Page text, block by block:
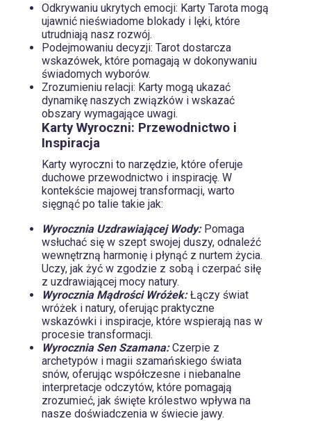
Odkrywaniu ukrytych emocji: Karty Tarota mogą
ujawnić nieświadome blokady i lęki, które
utrudniają nasz rozwój.
Podejmowaniu decyzji: Tarot dostarcza
wskazówek, które pomagają w dokonywaniu
świadomych wyborów.
Zrozumieniu relacji: Karty mogą ukazać
dynamikę naszych związków i wskazać
obszary wymagające uwagi.
Karty Wyroczni: Przewodnictwo i
Inspiracja
Karty wyroczni to narzędzie, które oferuje
duchowe przewodnictwo i inspirację. W
kontekście majowej transformacji, warto
sięgnąć po talie takie jak:
Wyrocznia Uzdrawiającej Wody: Pomaga
wsłuchać się w szept swojej duszy, odnaleźć
wewnętrzną harmonię i płynąć z nurtem życia.
Uczy, jak żyć w zgodzie z sobą i czerpać siłę
z uzdrawiającej mocy natury.
Wyrocznia Mądrości Wróżek:Łączy świat
wróżek i natury, oferując praktyczne
wskazówki i inspiracje, które wspierają nas w
procesie transformacji.
Wyrocznia Sen Szamana: Czerpie z
archetypów i magii szamańskiego świata
snów, oferując współczesne i niebanalne
interpretacje odczytów, które pomagają
zrozumieć, jak święte królestwo wpływa na
nasze doświadczenia w świecie jawy.